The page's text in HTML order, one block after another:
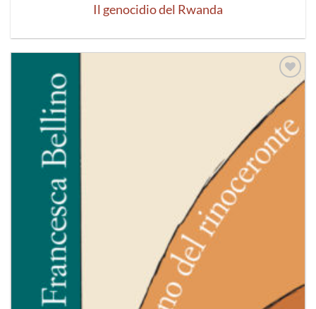
Il genocidio del Rwanda
Aggiungi
alla lista
dei
desideri